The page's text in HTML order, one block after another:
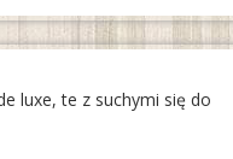
luxe, te z suchymi się do